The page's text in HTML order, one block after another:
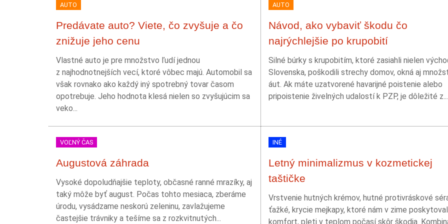
AUTO
Predávate auto? Viete, čo zvyšuje a čo
znižuje jeho cenu
Vlastné auto je pre množstvo ľudí jednou
z najhodnotnejších vecí, ktoré vôbec majú. Automobil sa
však rovnako ako každý iný spotrebný tovar časom
opotrebuje. Jeho hodnota klesá nielen so zvyšujúcim sa
veko...
AUTO
Návod, ako vybaviť škodu čo
najrýchlejšie po krupobití
Silné búrky s krupobitím, ktoré zasiahli nielen
Slovenska, poškodili strechy domov, okná aj
áut. Ak máte uzatvorené havarijné poistenie alebo
pripoistenie živelných udalostí k PZP, je dôležité z...
VOĽNÝ ČAS
Augustová záhrada
Vysoké dopoludňajšie teploty, občasné ranné mrazíky, aj
taký môže byť august. Počas tohto mesiaca, zberáme
úrodu, vysádzame neskorú zeleninu, zavlažujeme
častejšie trávniky a tešíme sa z rozkvitnutých...
INÉ
Letný minimalizmus v kozmetickej
taštičke
Vrstvenie hutných krémov, hutné protivráskové
ťažké, krycie mejkapy, ktoré nám v zime
komfort, pleti v teplom počasí skôr škodia.